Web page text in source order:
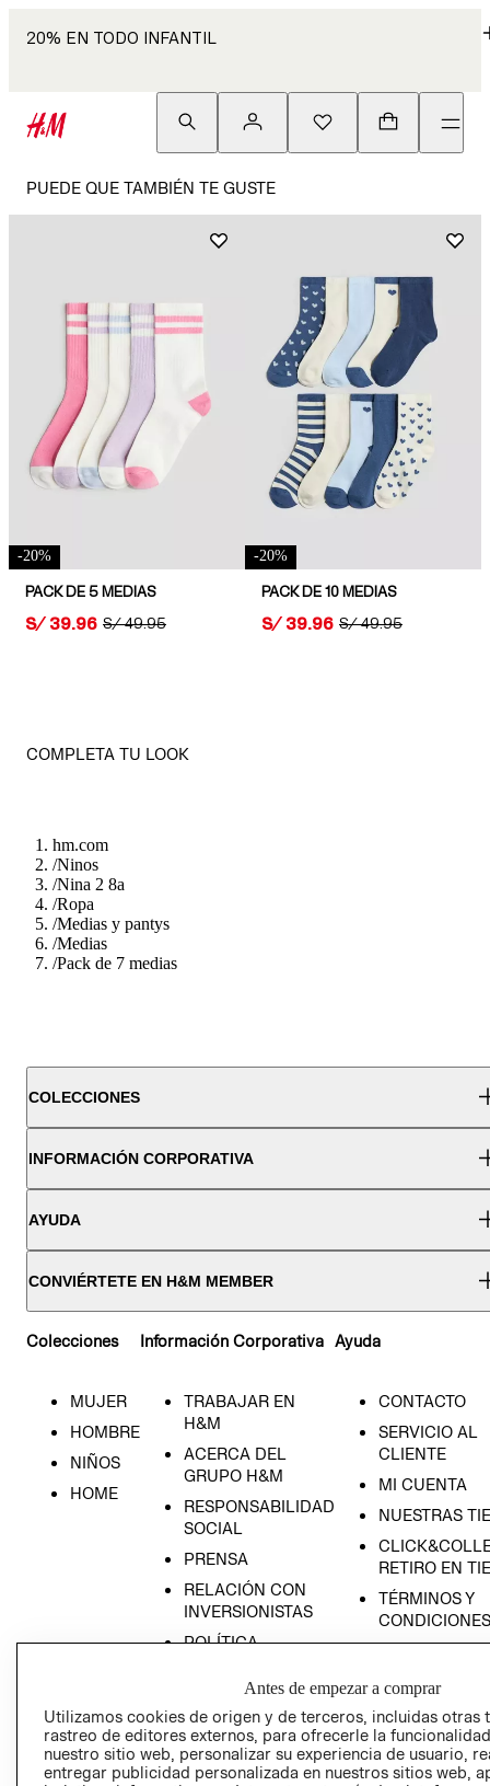
20% EN TODO INFANTIL
PUEDE QUE TAMBIÉN TE GUSTE
-20%
PACK DE 5 MEDIAS
ORIGINAL PRICE:
S/ 49.95
PRICE:
S/ 39.96
-20%
PACK DE 10 MEDIAS
ORIGINAL PRICE:
S/ 49.95
PRICE:
S/ 39.96
COMPLETA TU LOOK
hm.com
/Ninos
/Nina 2 8a
/Ropa
/Medias y pantys
/Medias
/Pack de 7 medias
COLECCIONES
INFORMACIÓN CORPORATIVA
AYUDA
CONVIÉRTETE EN H&M MEMBER
Colecciones
MUJER
HOMBRE
NIÑOS
HOME
Información Corporativa
TRABAJAR EN
H&M
ACERCA DEL
GRUPO H&M
RESPONSABILIDAD
SOCIAL
PRENSA
RELACIÓN CON
INVERSIONISTAS
POLÍTICA
Ayuda
CONTACTO
SERVICIO AL
CLIENTE
MI CUENTA
NUESTRAS
RETIRO EN
TÉRMINOS Y
CONDICIONES
AVISO DE
Antes de empezar a comprar
Utilizamos cookies de origen y de terceros, incluidas otras
rastreo de editores externos, para ofrecerle la
nuestro sitio web, personalizar su experiencia de usuario,
entregar publicidad personalizada en nuestros sitios web,